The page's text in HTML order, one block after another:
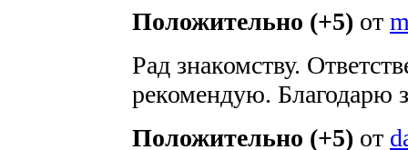
Положительно (+5) от
Рад знакомству.
рекомендую. Благодарю
Положительно (+5) от